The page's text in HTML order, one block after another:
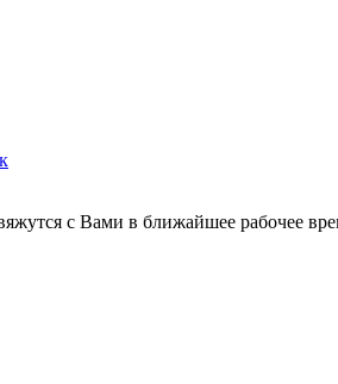
с Вами в ближайшее рабочее